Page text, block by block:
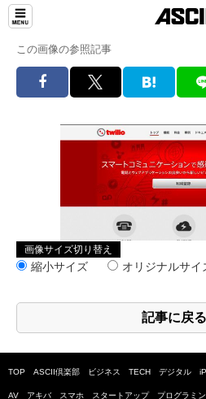
この画像の参照記事
画像サイズ切り替え
縮小サイズ オリジナルサイ
記事に戻る
TOP ASCII倶楽部 ビジネス TECH デジタル
AV アキバ スマホ スタートアップ プログラミ